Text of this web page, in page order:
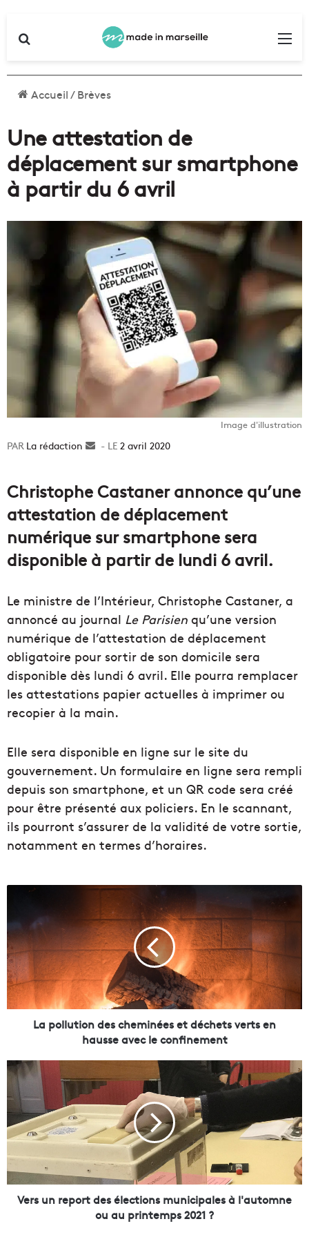
Accueil/Brèves
Une attestation de
déplacement sur smartphone
à partir du 6 avril
Image d'illustration
La rédaction
Envoyer2 avril 2020
Christophe Castaner annonce qu’une
attestation de déplacement
numérique sur smartphone sera
disponible à partir de lundi 6 avril.
Le ministre de l’Intérieur, Christophe Castaner, a
annoncé au journal Le Parisien qu’une version
numérique de l’attestation de déplacement
obligatoire pour sortir de son domicile sera
disponible dès lundi 6 avril. Elle pourra remplacer
les attestations papier actuelles à imprimer ou
recopier à la main.
Elle sera disponible en ligne sur le site du
gouvernement. Un formulaire en ligne sera rempli
depuis son smartphone, et un QR code sera créé
pour être présenté aux policiers. En le scannant,
ils pourront s’assurer de la validité de votre sortie,
notamment en termes d’horaires.
p
o
l
l
u
t
i
e
c
h
e
m
i
n
é
La pollution des cheminées et déchets verts en
hausse avec le confinement
V
r
s
u
n
r
e
p
Vers un report des élections municipales à l'automne
ou au printemps 2021 ?